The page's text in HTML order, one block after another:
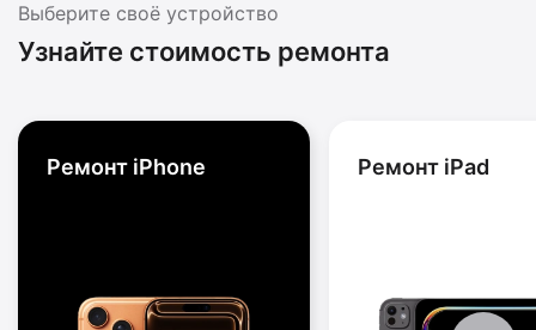
Выберите своё устройство
Узнайте стоимость ремонта
Ремонт iPhone Ремонт iPad